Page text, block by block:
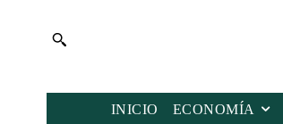
INICIO ECONOMÍA